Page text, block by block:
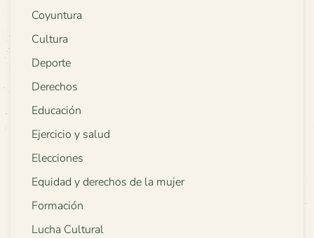
Coyuntura
Cultura
Deporte
Derechos
Educación
Ejercicio y salud
Elecciones
Equidad y derechos de la mujer
Formación
Lucha Cultural